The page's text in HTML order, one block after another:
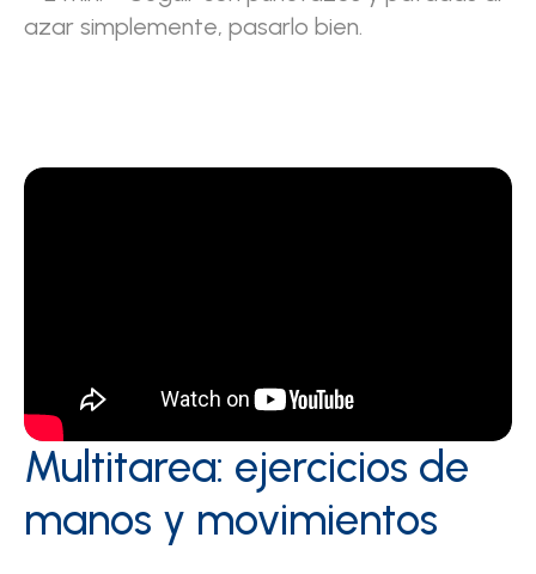
azar simplemente, pasarlo bien.
Multitarea: ejercicios de
manos y movimientos